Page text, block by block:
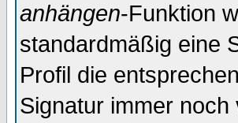
anhängen-Funktion
standardmäßig eine
Profil die
Signatur immer